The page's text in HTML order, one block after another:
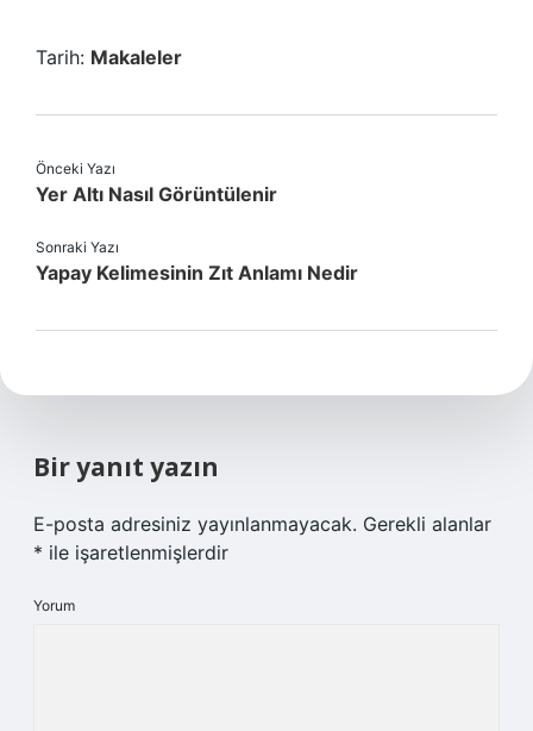
Tarih: Makaleler
Önceki Yazı
Yer Altı Nasıl Görüntülenir
Sonraki Yazı
Yapay Kelimesinin Zıt Anlamı Nedir
Bir yanıt yazın
E-posta adresiniz yayınlanmayacak. Gerekli alanlar
* ile işaretlenmişlerdir
Yorum